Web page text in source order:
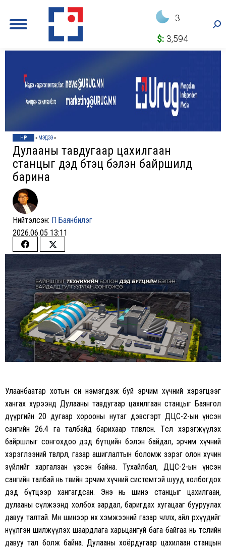
3
$: 3,594
НҮҮР » МЭДЭЭ»
Дулааны тавдугаар цахилгаан
станцыг дэд бүтэц бэлэн байршилд
барина
Нийтэлсэн: П Баянбилэг
2026.06.05 13:11
Share
Facebook
Share
on
Twitter
Улаанбаатар хотын өсөн нэмэгдэж буй эрчим хүчний хэрэгцээг
хангах хүрээнд Дулааны тавдугаар цахилгаан станцыг Баянгол
дүүргийн 20 дугаар хорооны нутаг дэвсгэрт ДЦС-2-ын үнсэн
сангийн 26.4 га талбайд барихаар төлөвлөсөн. Төсөл хэрэгжүүлэх
байршлыг сонгохдоо дэд бүтцийн бэлэн байдал, эрчим хүчний
хэрэглээний төвлөрөл, газар ашиглалтын боломж зэрэг олон хүчин
зүйлийг харгалзан үзсэн байна. Тухайлбал, ДЦС-2-ын үнсэн
сангийн талбай нь төвийн эрчим хүчний системтэй шууд холбогдох
дэд бүтцээр хангагдсан. Энэ нь шинэ станцыг цахилгаан,
дулааны сүлжээнд холбох зардал, баригдах хугацааг бууруулах
давуу талтай. Мөн шинээр их хэмжээний газар чөлөөлөх, айл өрхүүдийг
нүүлгэн шилжүүлэх шаардлага харьцангуй бага байгаа нь төслийн
давуу тал болж байна. Дулааны хоёрдугаар цахилаан станцын